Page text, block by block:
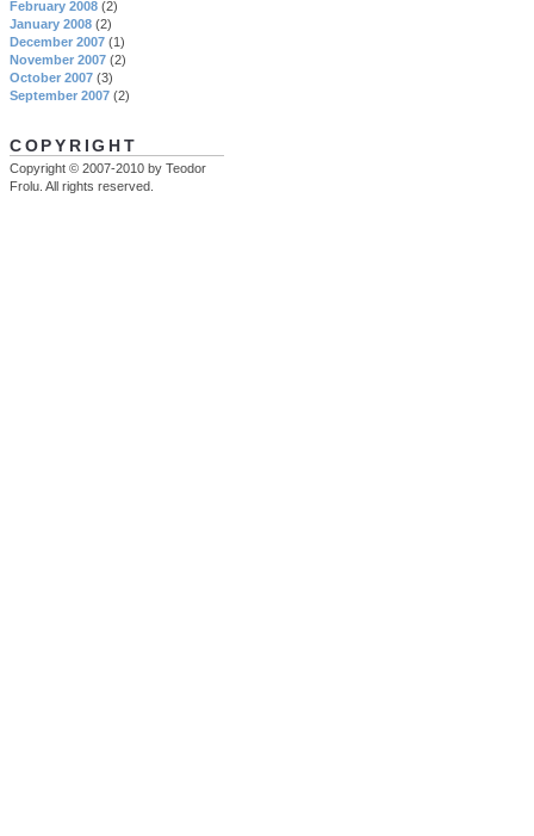
February 2008 (2)
January 2008 (2)
December 2007 (1)
November 2007 (2)
October 2007 (3)
September 2007 (2)
COPYRIGHT
Copyright © 2007-2010 by Teodor
Frolu. All rights reserved.